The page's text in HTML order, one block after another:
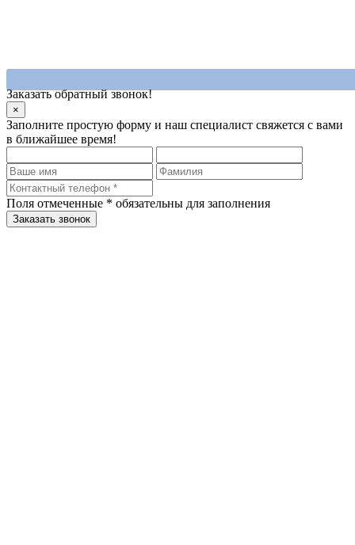
Заказать обратный звонок!
×
Заполните простую форму и наш специалист свяжется с вами
в ближайшее время!
Поля отмеченные * обязательны для заполнения